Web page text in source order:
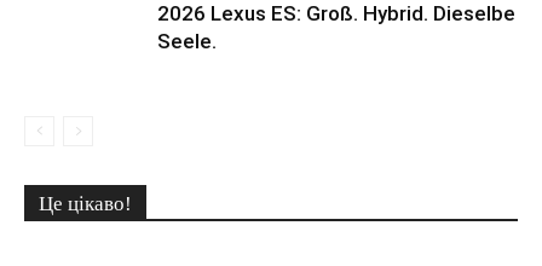
2026 Lexus ES: Groß. Hybrid. Dieselbe
Seele.
Це цікаво!